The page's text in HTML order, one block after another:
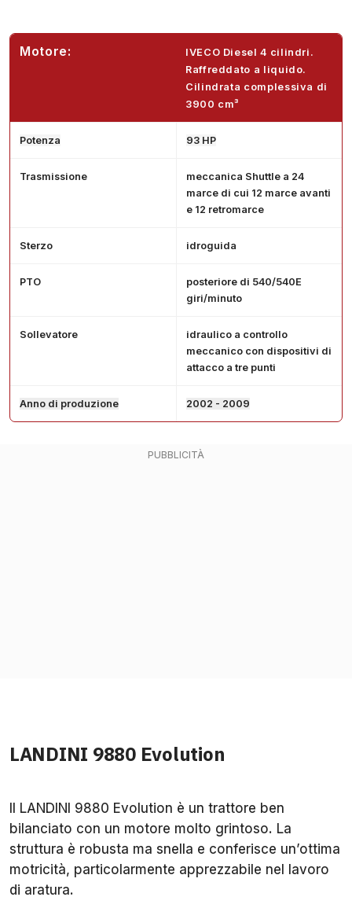
Motore:
IVECO Diesel 4 cilindri.
Raffreddato a liquido.
Cilindrata complessiva di
3900 cm³
Potenza 93 HP
Trasmissione
meccanica Shuttle a 24
marce di cui 12 marce avanti
e 12 retromarce
Sterzo idroguida
PTO
posteriore di 540/540E
giri/minuto
Sollevatore
idraulico a controllo
meccanico con dispositivi di
attacco a tre punti
Anno di produzione 2002 - 2009
LANDINI 9880 Evolution
Il LANDINI 9880 Evolution è un trattore ben
bilanciato con un motore molto grintoso. La
struttura è robusta ma snella e conferisce un’ottima
motricità, particolarmente apprezzabile nel lavoro
di aratura.